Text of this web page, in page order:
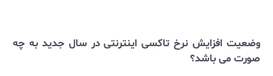
وضعیت افزایش نرخ تاکسی اینترنتی در سال جدید به چه
صورت می باشد؟